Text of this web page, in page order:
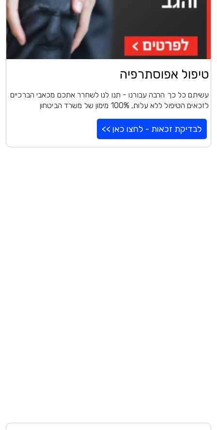
טיפול אפוסתרפיה
עשיתם כל כך הרבה עבורנו - תנו לנו לשחרר אתכם מכאבי הברכיים
לזכאים הטיפול ללא עלות, 100% מימון של משרד הביטחון
לבדיקת זכאות - לחצו כאן >>